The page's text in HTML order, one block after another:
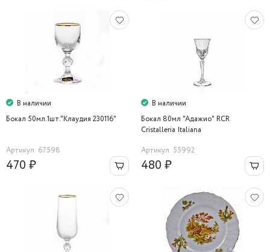
В наличии
Бокал 50мл.1шт."Клаудия 230116"
Артикул: 67598
470 ₽
В наличии
Бокал 80мл "Адажио" RCR
Cristalleria Italiana
Артикул: 55992
480 ₽